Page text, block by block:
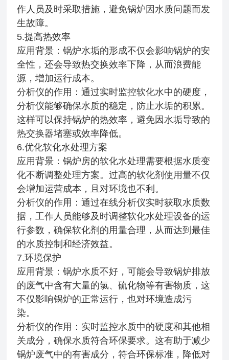
作人员及时采取措施，避免锅炉因水质问题而发
生故障。
5.提高热效率
应用背景：锅炉水垢的形成不仅会影响锅炉的安
全性，还会导致热交换效率下降，从而浪费能
源，增加运行成本。
分析仪的作用：通过实时监控软化水中的硬度，
分析仪能够确保水质的稳定，防止水垢的积累。
这样可以保持锅炉的热效率，避免因水垢导致的
热交换器堵塞或效率降低。
6.优化软化水处理方案
应用背景：锅炉房的软化水处理需要根据水质变
化不断调整处理方案。过高的软化剂使用量不仅
会增加运营成本，且对环境也不利。
分析仪的作用：通过在线分析仪实时获取水质数
据，工作人员能够及时调整软化水处理设备的运
行参数，确保软化剂的用量合理，从而达到最佳
的水质控制和经济效益。
7.环境保护
应用背景：锅炉水质不好，可能会导致锅炉排放
的废气中含有大量的氯、硫化物等有害物质，这
不仅影响锅炉的正常运行，也对环境造成污
染。
分析仪的作用：实时监控水质中的硬度和其他相
关成分，确保水质符合环保要求。这有助于减少
锅炉废气中的有害成分，符合环保标准，降低对